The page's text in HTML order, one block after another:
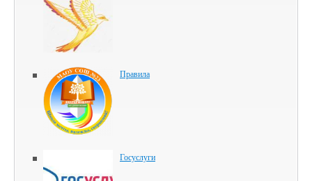
Правила
Госуслуги